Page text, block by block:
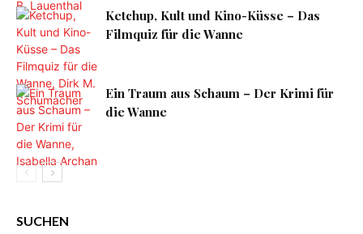
Ketchup, Kult und Kino-Küsse – Das
Filmquiz für die Wanne
Ein Traum aus Schaum – Der Krimi für
die Wanne
SUCHEN